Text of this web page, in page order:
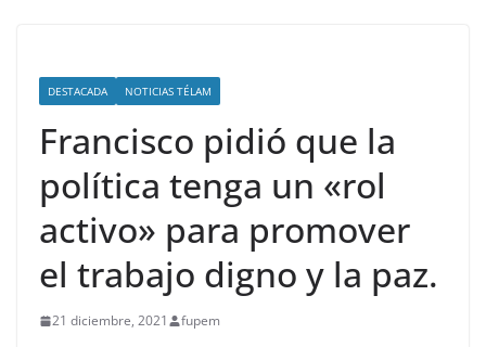
DESTACADA NOTICIAS TÉLAM
Francisco pidió que la
política tenga un «rol
activo» para promover
el trabajo digno y la paz.
21 diciembre, 2021 fupem